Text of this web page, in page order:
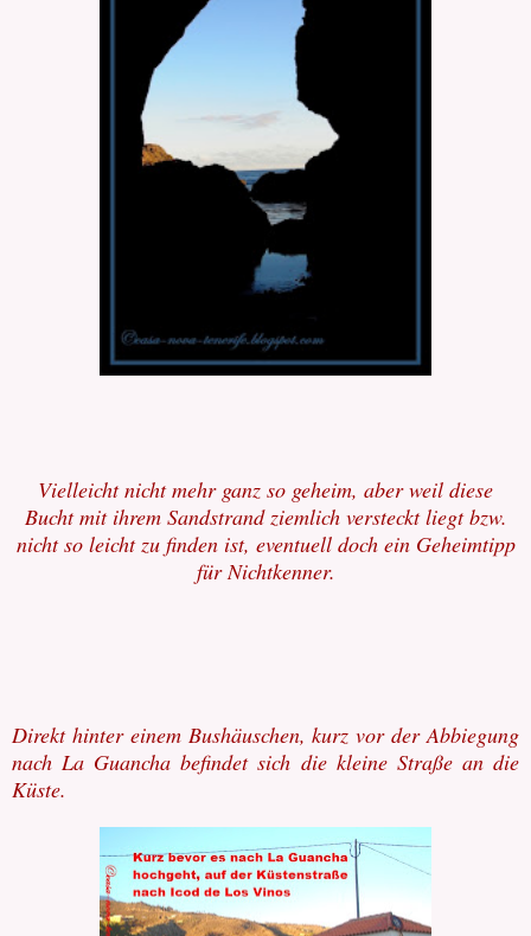
Vielleicht nicht mehr ganz so geheim, aber weil diese
Bucht mit ihrem Sandstrand ziemlich versteckt liegt bzw.
nicht so leicht zu finden ist, eventuell doch ein Geheimtipp
für Nichtkenner.
Direkt hinter einem Bushäuschen, kurz vor der Abbiegung
nach La Guancha befindet sich die kleine Straße an die
Küste.